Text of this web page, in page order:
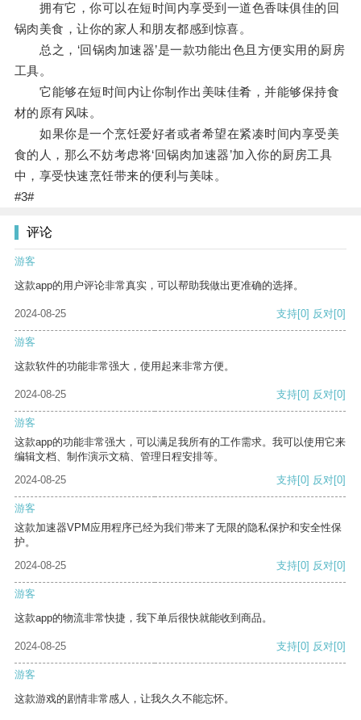
拥有它，你可以在短时间内享受到一道色香味俱佳的回
锅肉美食，让你的家人和朋友都感到惊喜。
总之，‘回锅肉加速器’是一款功能出色且方便实用的厨房
工具。
它能够在短时间内让你制作出美味佳肴，并能够保持食
材的原有风味。
如果你是一个烹饪爱好者或者希望在紧凑时间内享受美
食的人，那么不妨考虑将‘回锅肉加速器’加入你的厨房工具
中，享受快速烹饪带来的便利与美味。
#3#
评论
游客
这款app的用户评论非常真实，可以帮助我做出更准确的选择。
2024-08-25 支持[0] 反对[0]
游客
这款软件的功能非常强大，使用起来非常方便。
2024-08-25 支持[0] 反对[0]
游客
这款app的功能非常强大，可以满足我所有的工作需求。我可以使用它来
编辑文档、制作演示文稿、管理日程安排等。
2024-08-25
支持[0] 反对[0]
游客
这款加速器VPM应用程序已经为我们带来了无限的隐私保护和安全性保
护。
2024-08-25
支持[0] 反对[0]
游客
这款app的物流非常快捷，我下单后很快就能收到商品。
2024-08-25 支持[0] 反对[0]
游客
这款游戏的剧情非常感人，让我久久不能忘怀。